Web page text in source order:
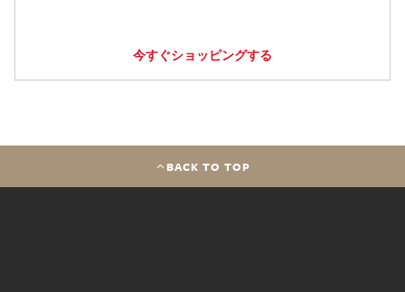
今すぐショッピングする
BACK TO TOP